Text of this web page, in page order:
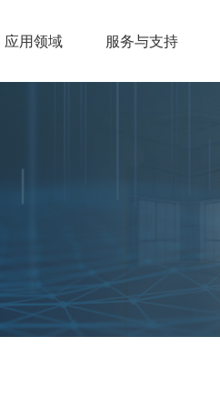
应用领域 服务与支持